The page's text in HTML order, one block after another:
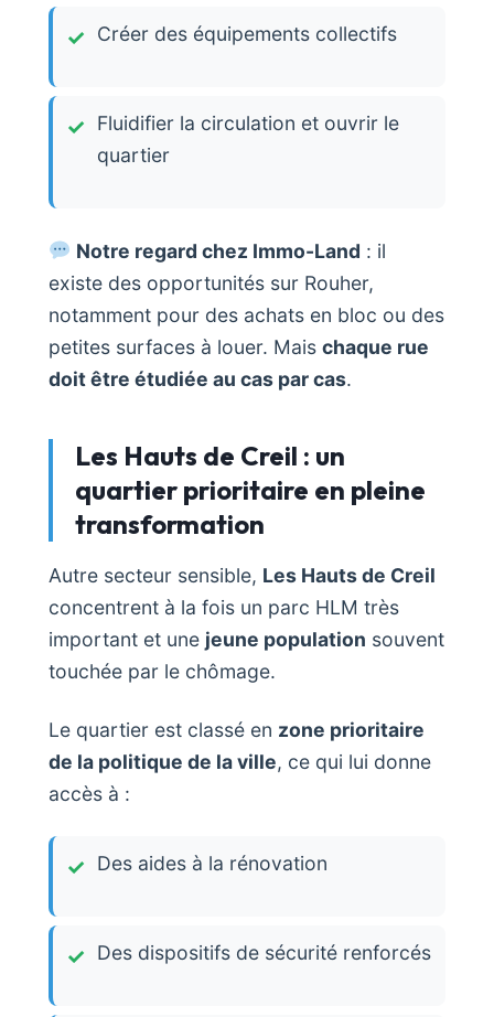
Créer des équipements collectifs
Fluidifier la circulation et ouvrir le
quartier
Notre regard chez Immo-Land : il
existe des opportunités sur Rouher,
notamment pour des achats en bloc ou des
petites surfaces à louer. Mais chaque rue
doit être étudiée au cas par cas.
Les Hauts de Creil : un
quartier prioritaire en pleine
transformation
Autre secteur sensible, Les Hauts de Creil
concentrent à la fois un parc HLM très
important et une jeune population souvent
touchée par le chômage.
Le quartier est classé en zone prioritaire
de la politique de la ville, ce qui lui donne
accès à :
Des aides à la rénovation
Des dispositifs de sécurité renforcés